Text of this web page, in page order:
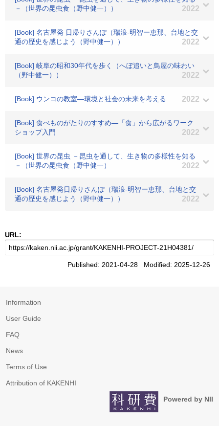
－（世界の昆虫食（野中健一））
2022
[Book] 名古屋発 日帰りさんぽ（瑞浪-明智ー恵那、台地と交
通の歴史を感じよう（野中健一））
2022
[Book] 岐阜の昭和30年代を歩く（へぼ追いと鳥屋の味わい
（野中健一））
2022
[Book] ウンコの教室―環境と社会の未来を考える 2022
[Book] 食べものがたりのすすめ―「食」から広がるワーク
ショップ入門
2022
[Book] 世界の昆虫 －昆虫を通して、生き物の多様性を知る
－（世界の昆虫食（野中健一）
2022
[Book] 名古屋発日帰りさんぽ（瑞浪-明智ー恵那、台地と交
通の歴史を感じよう（野中健一））
2022
URL:
Published: 2021-04-28 Modified: 2025-12-26
Information
User Guide
FAQ
News
Terms of Use
Attribution of KAKENHI
Powered by NII